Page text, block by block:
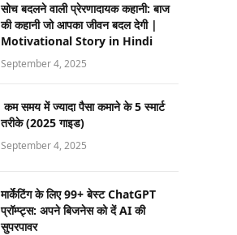
सोच बदलने वाली प्रेरणादायक कहानी: बाज
की कहानी जो आपका जीवन बदल देगी |
Motivational Story in Hindi
September 4, 2025
कम समय में ज्यादा पैसा कमाने के 5 स्मार्ट
तरीके (2025 गाइड)
September 4, 2025
मार्केटिंग के लिए 99+ बेस्ट ChatGPT
प्रॉम्प्ट्स: अपने बिजनेस को दें AI की
सुपरपावर